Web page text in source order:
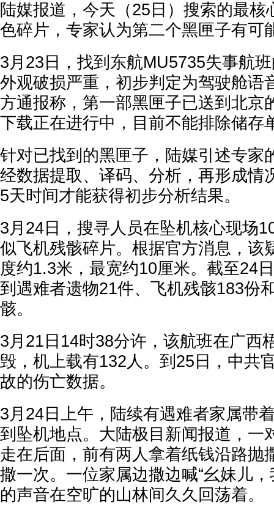
陆媒报道，今天（25日）搜索的最核
色碎片，专家认为第二个黑匣子有可
3月23日，找到东航MU5735失事航
外观破损严重，初步判定为驾驶舱语
方通报称，第一部黑匣子已送到北京
下载正在进行中，目前不能排除储存
针对已找到的黑匣子，陆媒引述专家
经数据提取、译码、分析，再形成情
5天时间才能获得初步分析结果。
3月24日，搜寻人员在坠机核心现场
似飞机残骸碎片。根据官方消息，该
度约1.3米，最宽约10厘米。截至24
到遇难者遗物21件、飞机残骸183份
骸。
3月21日14时38分许，该航班在广西
毁，机上载有132人。到25日，中共
故的伤亡数据。
3月24日上午，陆续有遇难者家属带
到坠机地点。大陆极目新闻报道，一
走在后面，前有两人拿着纸钱沿路抛
撒一次。一位家属边撒边喊“幺妹儿
的声音在空旷的山林间久久回荡着。